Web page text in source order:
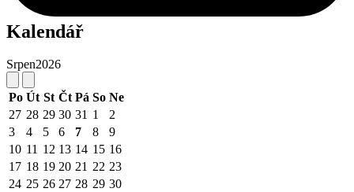
Kalendář
Srpen2026
Po Út St Čt Pá So Ne
27 28 29 30 31 1
2
3
4 5 6 7 8
9
10 11 12 13 14 15 16
17 18 19 20 21 22 23
24 25 26 27 28 29 30